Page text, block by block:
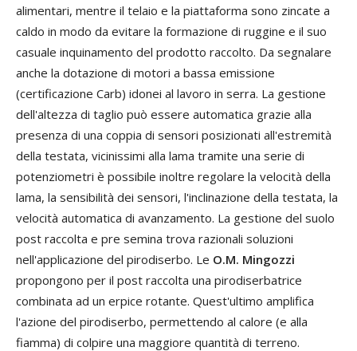
alimentari, mentre il telaio e la piattaforma sono zincate a
caldo in modo da evitare la formazione di ruggine e il suo
casuale inquinamento del prodotto raccolto. Da segnalare
anche la dotazione di motori a bassa emissione
(certificazione Carb) idonei al lavoro in serra. La gestione
dell'altezza di taglio può essere automatica grazie alla
presenza di una coppia di sensori posizionati all'estremità
della testata, vicinissimi alla lama tramite una serie di
potenziometri è possibile inoltre regolare la velocità della
lama, la sensibilità dei sensori, l'inclinazione della testata, la
velocità automatica di avanzamento. La gestione del suolo
post raccolta e pre semina trova razionali soluzioni
nell'applicazione del pirodiserbo. Le O.M. Mingozzi
propongono per il post raccolta una pirodiserbatrice
combinata ad un erpice rotante. Quest'ultimo amplifica
l'azione del pirodiserbo, permettendo al calore (e alla
fiamma) di colpire una maggiore quantità di terreno.